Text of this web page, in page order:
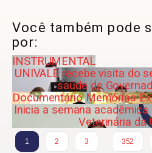
Você também pode
por:
INSTRUMENTAL
UNIVALE recebe visita do
saúde de
Documentário Memórias
Inicia a semana
Veterinária da
1 2 3
352